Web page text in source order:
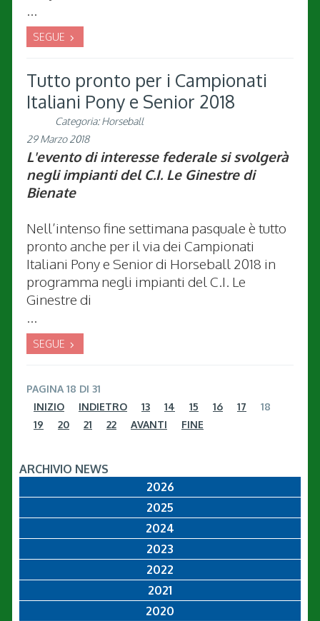
...
SEGUE
Tutto pronto per i Campionati
Italiani Pony e Senior 2018
Categoria:Horseball
29 Marzo 2018
L'evento di interesse federale si svolgerà
negli impianti del C.I. Le Ginestre di
Bienate
Nell’intenso fine settimana pasquale è tutto
pronto anche per il via dei Campionati
Italiani Pony e Senior di Horseball 2018 in
programma negli impianti del C.I. Le
Ginestre di
...
SEGUE
PAGINA 18 DI 31
INIZIO
INDIETRO 13 14 15 16 17
18
19
20 21 22 AVANTI FINE
ARCHIVIO NEWS
2026
2025
2024
2023
2022
2021
2020